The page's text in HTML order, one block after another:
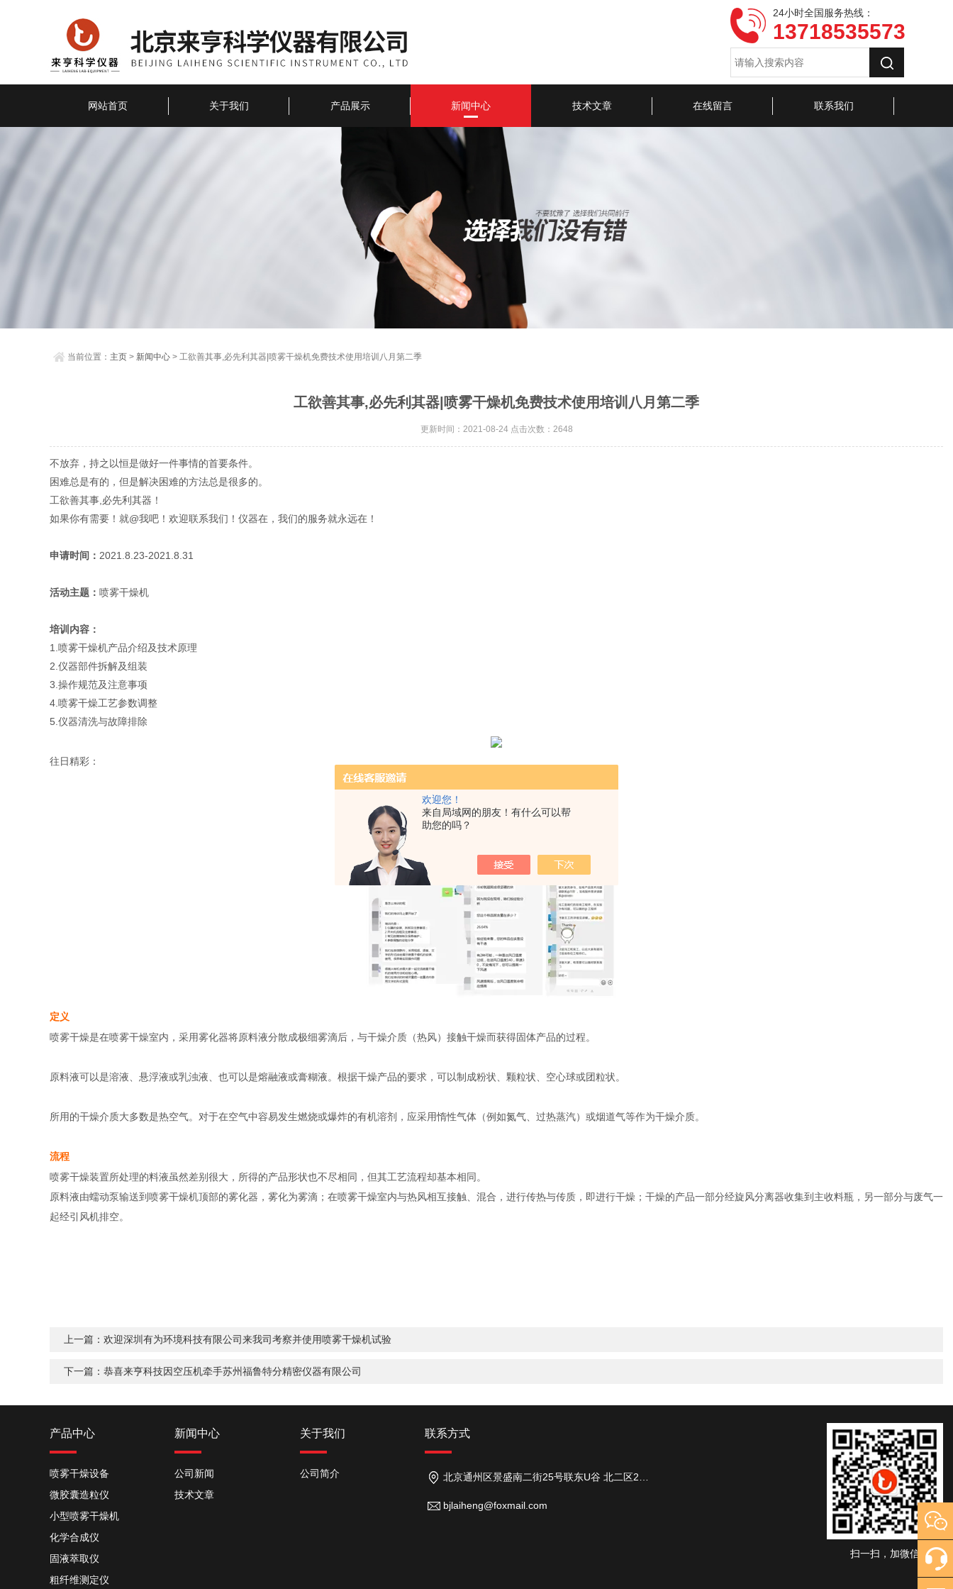
欢迎您！
来自局域网的朋友！有什么可以帮
助您的吗？
24小时全国服务热线：
13718535573
网站首页 关于我们 产品展示 新闻中心 技术文章 在线留言 联系我们
当前位置： 主页 > 新闻中心 > 工欲善其事,必先利其器|喷雾干燥机免费技术使用培训八月第二季
工欲善其事,必先利其器|喷雾干燥机免费技术使用培训八月第二季
更新时间：2021-08-24 点击次数：2648
不放弃，持之以恒是做好一件事情的首要条件。
困难总是有的，但是解决困难的方法总是很多的。
工欲善其事,必先利其器！
如果你有需要！就@我吧！ 欢迎联系我们！仪器在，我们的服务就永远在！
申请时间： 2021.8.23-2021.8.31
活动主题： 喷雾干燥机
培训内容：
1. 喷雾干燥机产品介绍及技术原理
2. 仪器部件拆解及组装
3. 操作规范及注意事项
4. 喷雾干燥工艺参数调整
5. 仪器清洗与故障排除
往日精彩：
定义
喷雾干燥是在喷雾干燥室内，采用雾化器将原料液分散成极细雾滴后，与干燥介质（热风）接触干燥而获得固体产品的过程。
原料液可以是溶液、悬浮液或乳浊液、也可以是熔融液或膏糊液。根据干燥产品的要求，可以制成粉状、颗粒状、空心球或团粒状。
所用的干燥介质大多数是热空气。对于在空气中容易发生燃烧或爆炸的有机溶剂，应采用惰性气体（例如氮气、过热蒸汽）或烟道气等作为干燥介质。
流程
喷雾干燥装置所处理的料液虽然差别很大，所得的产品形状也不尽相同，但其工艺流程却基本相同。
原料液由蠕动泵输送到喷雾干燥机顶部的雾化器，雾化为雾滴；在喷雾干燥室内与热风相互接触、混合，进行传热与传质，即进行干燥；干燥的产品一部分经旋风分离器收集到主收料瓶，另一部分与废气一
起经引风机排空。
上一篇： 欢迎深圳有为环境科技有限公司来我司考察并使用喷雾干燥机试验
下一篇： 恭喜来亨科技因空压机牵手苏州福鲁特分精密仪器有限公司
产品中心
喷雾干燥设备
微胶囊造粒仪
小型喷雾干燥机
化学合成仪
固液萃取仪
粗纤维测定仪
新闻中心
公司新闻
技术文章
关于我们
公司简介
联系方式
北京通州区景盛南二街25号联东U谷 北二区26号楼
bjlaiheng@foxmail.com
扫一扫，加微信